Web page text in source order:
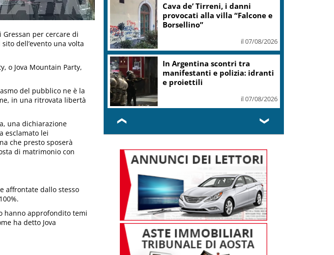
per cercare di
dell’evento una volta
o Jova Mountain Party,
del pubblico ne è la
in una ritrovata libertà
una dichiarazione
esclamato lei
che presto sposerà
di matrimonio con
affrontate dallo stesso
hanno approfondito temi
ha detto Jova
Cava de’ Tirreni, i danni
provocati alla villa “Falcone e
Borsellino”
il 07/08/2026
In Argentina scontri tra
manifestanti e polizia: idranti
e proiettili
il 07/08/2026
❮ ❯